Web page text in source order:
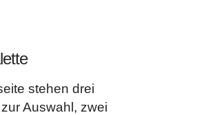
stehen drei
Auswahl, zwei